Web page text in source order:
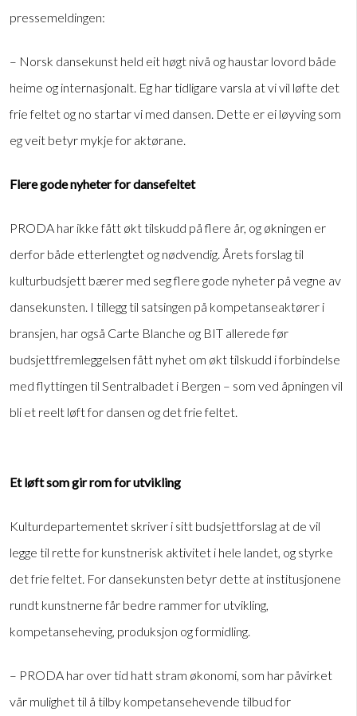
pressemeldingen:
– Norsk dansekunst held eit høgt nivå og haustar lovord både
heime og internasjonalt. Eg har tidligare varsla at vi vil løfte det
frie feltet og no startar vi med dansen. Dette er ei løyving som
eg veit betyr mykje for aktørane.
Flere gode nyheter for dansefeltet
PRODA har ikke fått økt tilskudd på flere år, og økningen er
derfor både etterlengtet og nødvendig. Årets forslag til
kulturbudsjett bærer med seg flere gode nyheter på vegne av
dansekunsten. I tillegg til satsingen på kompetanseaktører i
bransjen, har også Carte Blanche og BIT allerede før
budsjettfremleggelsen fått nyhet om økt tilskudd i forbindelse
med flyttingen til Sentralbadet i Bergen – som ved åpningen vil
bli et reelt løft for dansen og det frie feltet.
Et løft som gir rom for utvikling
Kulturdepartementet skriver i sitt budsjettforslag at de vil
legge til rette for kunstnerisk aktivitet i hele landet, og styrke
det frie feltet. For dansekunsten betyr dette at institusjonene
rundt kunstnerne får bedre rammer for utvikling,
kompetanseheving, produksjon og formidling.
– PRODA har over tid hatt stram økonomi, som har påvirket
vår mulighet til å tilby kompetansehevende tilbud for